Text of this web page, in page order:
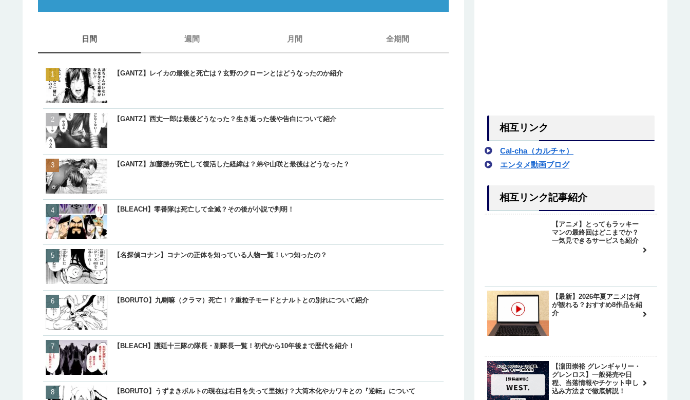
日間
【GANTZ】レイカの最後と死亡は？玄野のクローンとはどうなったのか紹介
【GANTZ】西丈一郎は最後どうなった？生き返った後や告白について紹介
【GANTZ】加藤勝が死亡して復活した経緯は？弟や山咲と最後はどうなった？
【BLEACH】零番隊は死亡して全滅？その後が小説で判明！
【名探偵コナン】コナンの正体を知っている人物一覧！いつ知ったの？
【BORUTO】九喇嘛（クラマ）死亡！？重粒子モードとナルトとの別れについて紹介
【BLEACH】護廷十三隊の隊長・副隊長一覧！初代から10年後まで歴代を紹介！
【BORUTO】うずまきボルトの現在は右目を失って里抜け？大筒木化やカワキとの『逆転』について
週間
【GANTZ】レイカの最後と死亡は？玄野のクローンとはどうなったのか紹介
【GANTZ】西丈一郎は最後どうなった？生き返った後や告白について紹介
【GANTZ】加藤勝が死亡して復活した経緯は？弟や山咲と最後はどうなった？
【BLEACH】零番隊は死亡して全滅？その後が小説で判明！
【BLEACH】護廷十三隊の隊長・副隊長一覧！初代から10年後まで歴代を紹介！
【BORUTO】九喇嘛（クラマ）死亡！？重粒子モードとナルトとの別れについて紹介
【BORUTO】うずまきボルトの現在は右目を失って里抜け？大筒木化やカワキとの『逆転』について
【名探偵コナン】コナンの正体を知っている人物一覧！いつ知ったの？
月間
【GANTZ】レイカの最後と死亡は？玄野のクローンとはどうなったのか紹介
【GANTZ】西丈一郎は最後どうなった？生き返った後や告白について紹介
【GANTZ】加藤勝が死亡して復活した経緯は？弟や山咲と最後はどうなった？
【BLEACH】零番隊は死亡して全滅？その後が小説で判明！
【BORUTO】九喇嘛（クラマ）死亡！？重粒子モードとナルトとの別れについて紹介
【BLEACH】護廷十三隊の隊長・副隊長一覧！初代から10年後まで歴代を紹介！
【BORUTO】うずまきボルトの現在は右目を失って里抜け？大筒木化やカワキとの『逆転』について
【名探偵コナン】コナンの正体を知っている人物一覧！いつ知ったの？
全期間
【BORUTO】うずまきナルトは死亡した？現在のナルトは生きているのか解説
【呪術廻戦】七海健人は渋谷事変で死亡した？死因や最後、虎杖に遺した言葉は？
【名探偵コナン】コナンの正体を知っている人物一覧！いつ知ったの？
【BORUTO】九喇嘛（クラマ）死亡！？重粒子モードとナルトとの別れについて紹介
【呪術廻戦】五条悟が復活!?封印解除までの経緯と宿儺との決戦はいつ？
【鬼滅の刃】鬼舞辻無惨の最期はどうなった？どうやって倒したのかを紹介
【響け！ユーフォニアム】久美子と秀一は付き合って別れた？復縁やその後はどうなった？
【BORUTO】うずまきボルトの現在は右目を失って里抜け？大筒木化やカワキとの『逆転』について
相互リンク
Cal-cha（カルチャ）
エンタメ動画ブログ
相互リンク記事紹介
【アニメ】とってもラッキー
マンの最終回はどこまでか？
一気見できるサービスも紹介
介
込み方法まで徹底解説！
【東方神起 ユンホ ソロコン